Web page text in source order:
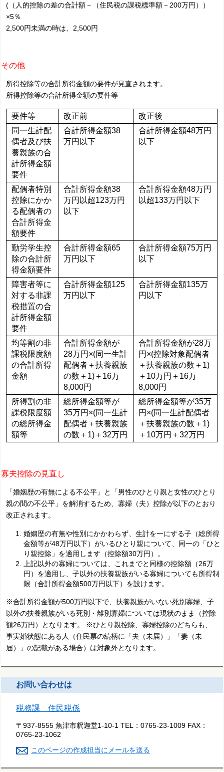
(（人的控除の差の合計額－（住民税の課税標準額－200万円））
×5％
2,500円未満の時は、2,500円
その他
所得控除等の合計所得金額の要件が見直されます。
所得控除等の合計所得金額の要件等
要件等 改正前
改正後
同一生計配
偶者及び扶
養親族の合
計所得金額
要件
合計所得金額38
万円以下
合計所得金額48万円
以下
配偶者特別
控除にかか
る配偶者の
合計所得金
額要件
合計所得金額38
万円以超123万円
以下
合計所得金額48万円
以超133万円以下
勤労学生控
除の合計所
得金額要件
合計所得金額65
万円以下
合計所得金額75万円
以下
障害者等に
対する非課
税措置の合
計所得金額
要件
合計所得金額125
万円以下
合計所得金額135万
円以下
均等割の非
課税限度額
の合計所得
金額
合計所得金額が
28万円×(同一生計
配偶者＋扶養親族
の数＋1)＋16万
8,000円
合計所得金額が28万
円×(控除対象配偶者
＋扶養親族の数＋1)
＋10万円＋16万
8,000円
所得割の非
課税限度額
の総所得金
額等
総所得金額等が
35万円×(同一生計
配偶者＋扶養親族
の数＋1)＋32万円
総所得金額等が35万
円×(同一生計配偶者
＋扶養親族の数＋1)
＋10万円＋32万円
寡夫控除の見直し
「婚姻歴の有無による不公平」と「男性のひとり親と女性のひとり
親の間の不公平」を解消するため、寡婦（夫）控除が以下のとおり
改正されます。
婚姻歴の有無や性別にかかわらず、生計を一にする子（総所得
金額等が48万円以下）がいるひとり親について、同一の「ひと
り親控除」を適用します（控除額30万円）。
上記以外の寡婦については、これまでと同様の控除額（26万
円）を適用し、子以外の扶養親族がいる寡婦についても所得制
限（合計所得金額500万円以下）を設けます。
※合計所得金額が500万円以下で、扶養親族がいない死別寡婦、子
以外の扶養親族がいる死別・離別寡婦については現状のまま（控除
額26万円）となります。 ※ひとり親控除、寡婦控除のどちらも、
事実婚状態にある人（住民票の続柄に「夫（未届）」「妻（未
届）」の記載がある場合）は対象外となります。
お問い合わせは
税務課 住民税係
〒937-8555 魚津市釈迦堂1-10-1 TEL：0765-23-1009 FAX：
0765-23-1062
このページの作成担当にメールを送る